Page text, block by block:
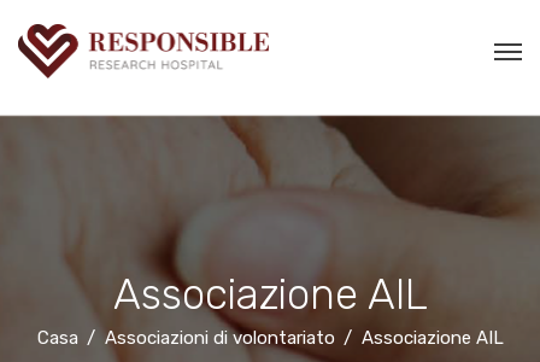
Associazione AIL
Casa Associazioni di volontariato Associazione AIL